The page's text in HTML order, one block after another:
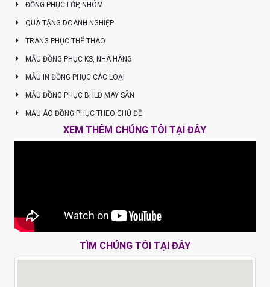
ĐỒNG PHỤC LỚP, NHÓM
QUÀ TẶNG DOANH NGHIỆP
TRANG PHỤC THỂ THAO
MẪU ĐỒNG PHỤC KS, NHÀ HÀNG
MẪU IN ĐỒNG PHỤC CÁC LOẠI
MẪU ĐỒNG PHỤC BHLĐ MAY SẴN
MẪU ÁO ĐỒNG PHỤC THEO CHỦ ĐỀ
XEM THÊM CHÚNG TÔI TẠI ĐÂY
TÌM CHÚNG TÔI TẠI ĐÂY